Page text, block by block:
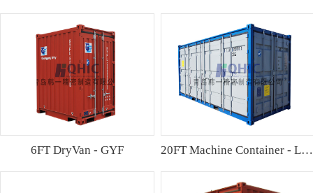
6FT DryVan - GYF 20FT Machine Container - Lamor